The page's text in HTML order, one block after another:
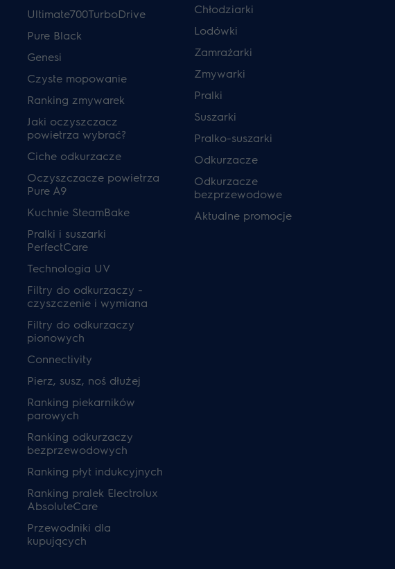
Ultimate700TurboDrive
Pure Black
Genesi
Czyste mopowanie
Ranking zmywarek
Jaki oczyszczacz
powietrza wybrać?
Ciche odkurzacze
Oczyszczacze powietrza
Pure A9
Kuchnie SteamBake
Pralki i suszarki
PerfectCare
Technologia UV
Filtry do odkurzaczy -
czyszczenie i wymiana
Filtry do odkurzaczy
pionowych
Connectivity
Pierz, susz, noś dłużej
Ranking piekarników
parowych
Ranking odkurzaczy
bezprzewodowych
Ranking płyt indukcyjnych
Ranking pralek Electrolux
AbsoluteCare
Przewodniki dla
kupujących
Chłodziarki
Lodówki
Zamrażarki
Zmywarki
Pralki
Suszarki
Pralko-suszarki
Odkurzacze
Odkurzacze
bezprzewodowe
Aktualne promocje